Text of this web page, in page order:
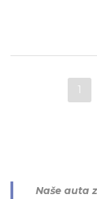
1
Naše auta